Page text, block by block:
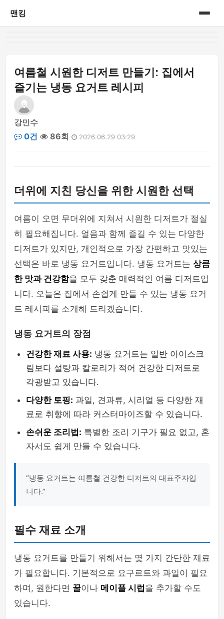
맨킹
여름철 시원한 디저트 만들기: 집에서
즐기는 냉동 요거트 레시피
강민수
0건
86회 2026.06.29 03:29
더위에 지친 당신을 위한 시원한 선택
여름이 오면 무더위에 지쳐서 시원한 디저트가 절실
히 필요해집니다. 얼음과 함께 즐길 수 있는 다양한
디저트가 있지만, 개인적으로 가장 간편하고 맛있는
선택은 바로 냉동 요거트입니다. 냉동 요거트는 상큼
한 맛과 건강함을 모두 갖춘 매력적인 여름 디저트입
니다. 오늘은 집에서 손쉽게 만들 수 있는 냉동 요거
트 레시피를 소개해 드리겠습니다.
냉동 요거트의 장점
건강한 재료 사용: 냉동 요거트는 일반 아이스크
림보다 설탕과 칼로리가 적어 건강한 디저트로
각광받고 있습니다.
다양한 토핑: 과일, 견과류, 시리얼 등 다양한 재
료로 취향에 따라 커스터마이즈할 수 있습니다.
손쉬운 조리법: 특별한 조리 기구가 필요 없고, 혼
자서도 쉽게 만들 수 있습니다.
“냉동 요거트는 여름철 건강한 디저트의 대표주자입
니다.”
필수 재료 소개
냉동 요거트를 만들기 위해서는 몇 가지 간단한 재료
가 필요합니다. 기본적으로 요구르트와 과일이 필요
하며, 원한다면 꿀이나 메이플 시럽 을 추가할 수도
있습니다.